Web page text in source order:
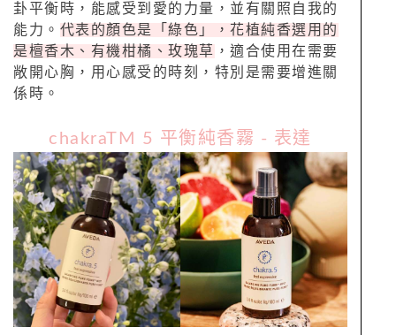
卦平衡時，能感受到愛的力量，並有關照自我的
能力。 代表的顏色是「綠色」，花植純香選用的
是檀香木、有機柑橘、玫瑰草 ，適合使用在需要
敞開心胸，用心感受的時刻，特別是需要增進關
係時。
chakraTM 5 平衡純香霧 - 表達